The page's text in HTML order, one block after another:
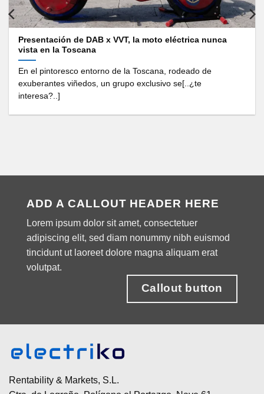
Presentación de DAB x VVT, la moto eléctrica nunca
vista en la Toscana
En el pintoresco entorno de la Toscana, rodeado de
exuberantes viñedos, un grupo exclusivo se[..¿te
interesa?..]
ADD A CALLOUT HEADER HERE
Lorem ipsum dolor sit amet, consectetuer
adipiscing elit, sed diam nonummy nibh euismod
tincidunt ut laoreet dolore magna aliquam erat
volutpat.
Callout button
Rentability & Markets, S.L.